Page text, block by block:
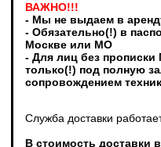
ВАЖНО!!!
- Мы не выдаем в
- Обязательно(!) в
Москве или МО
- Для лиц без
только(!) под полную
сопровождением
Служба доставки
В стоимость доставки